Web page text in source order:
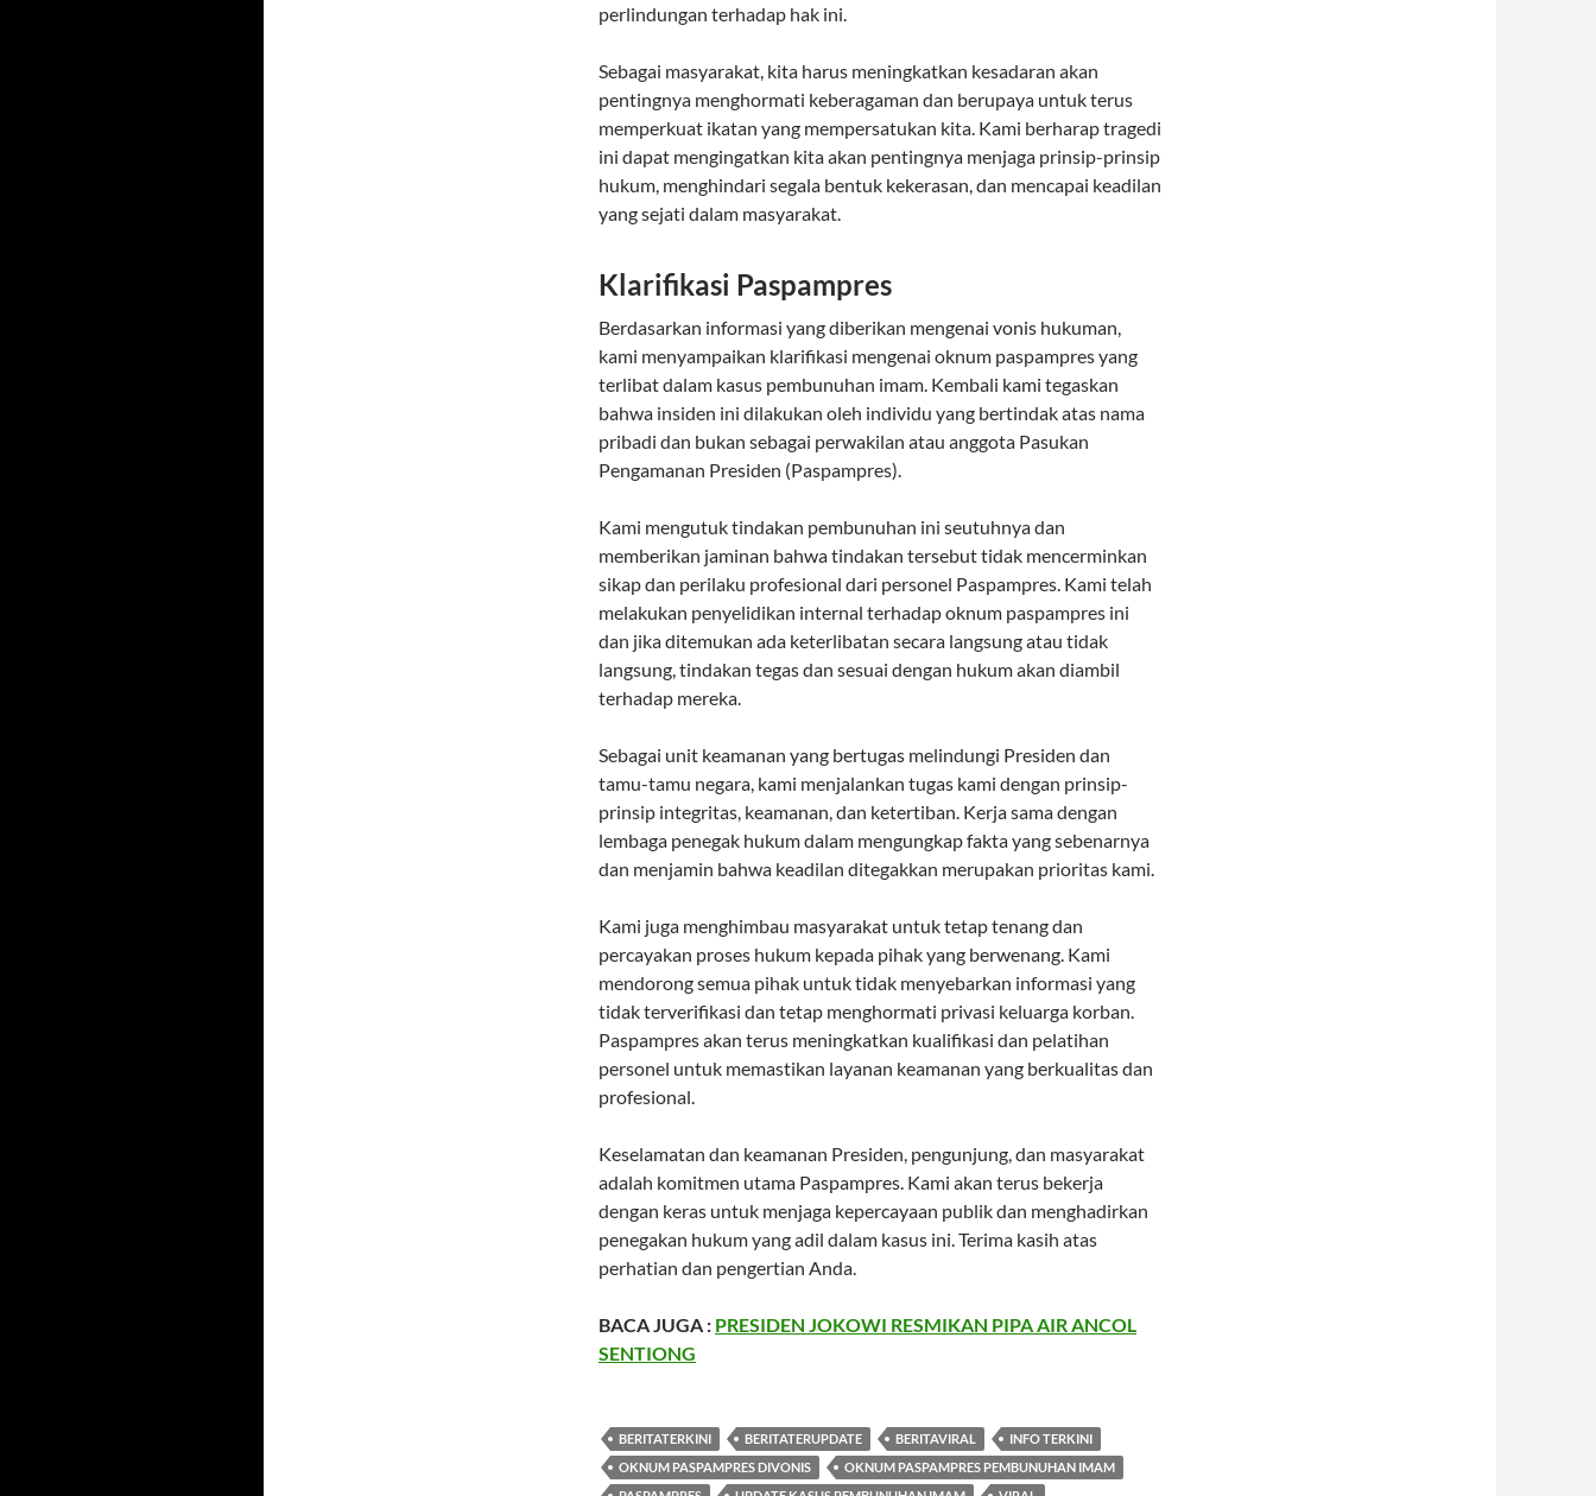
perlindungan terhadap hak ini.
Sebagai masyarakat, kita harus meningkatkan kesadaran akan
pentingnya menghormati keberagaman dan berupaya untuk terus
memperkuat ikatan yang mempersatukan kita. Kami berharap tragedi
ini dapat mengingatkan kita akan pentingnya menjaga prinsip-prinsip
hukum, menghindari segala bentuk kekerasan, dan mencapai keadilan
yang sejati dalam masyarakat.
Klarifikasi Paspampres
Berdasarkan informasi yang diberikan mengenai vonis hukuman,
kami menyampaikan klarifikasi mengenai oknum paspampres yang
terlibat dalam kasus pembunuhan imam. Kembali kami tegaskan
bahwa insiden ini dilakukan oleh individu yang bertindak atas nama
pribadi dan bukan sebagai perwakilan atau anggota Pasukan
Pengamanan Presiden (Paspampres).
Kami mengutuk tindakan pembunuhan ini seutuhnya dan
memberikan jaminan bahwa tindakan tersebut tidak mencerminkan
sikap dan perilaku profesional dari personel Paspampres. Kami telah
melakukan penyelidikan internal terhadap oknum paspampres ini
dan jika ditemukan ada keterlibatan secara langsung atau tidak
langsung, tindakan tegas dan sesuai dengan hukum akan diambil
terhadap mereka.
Sebagai unit keamanan yang bertugas melindungi Presiden dan
tamu-tamu negara, kami menjalankan tugas kami dengan prinsip-
prinsip integritas, keamanan, dan ketertiban. Kerja sama dengan
lembaga penegak hukum dalam mengungkap fakta yang sebenarnya
dan menjamin bahwa keadilan ditegakkan merupakan prioritas kami.
Kami juga menghimbau masyarakat untuk tetap tenang dan
percayakan proses hukum kepada pihak yang berwenang. Kami
mendorong semua pihak untuk tidak menyebarkan informasi yang
tidak terverifikasi dan tetap menghormati privasi keluarga korban.
Paspampres akan terus meningkatkan kualifikasi dan pelatihan
personel untuk memastikan layanan keamanan yang berkualitas dan
profesional.
Keselamatan dan keamanan Presiden, pengunjung, dan masyarakat
adalah komitmen utama Paspampres. Kami akan terus bekerja
dengan keras untuk menjaga kepercayaan publik dan menghadirkan
penegakan hukum yang adil dalam kasus ini. Terima kasih atas
perhatian dan pengertian Anda.
BACA JUGA : PRESIDEN JOKOWI RESMIKAN PIPA AIR ANCOL
SENTIONG
BERITATERKINI BERITATERUPDATE BERITAVIRAL
INFO TERKINI
OKNUM PASPAMPRES DIVONIS
OKNUM PASPAMPRES PEMBUNUHAN IMAM